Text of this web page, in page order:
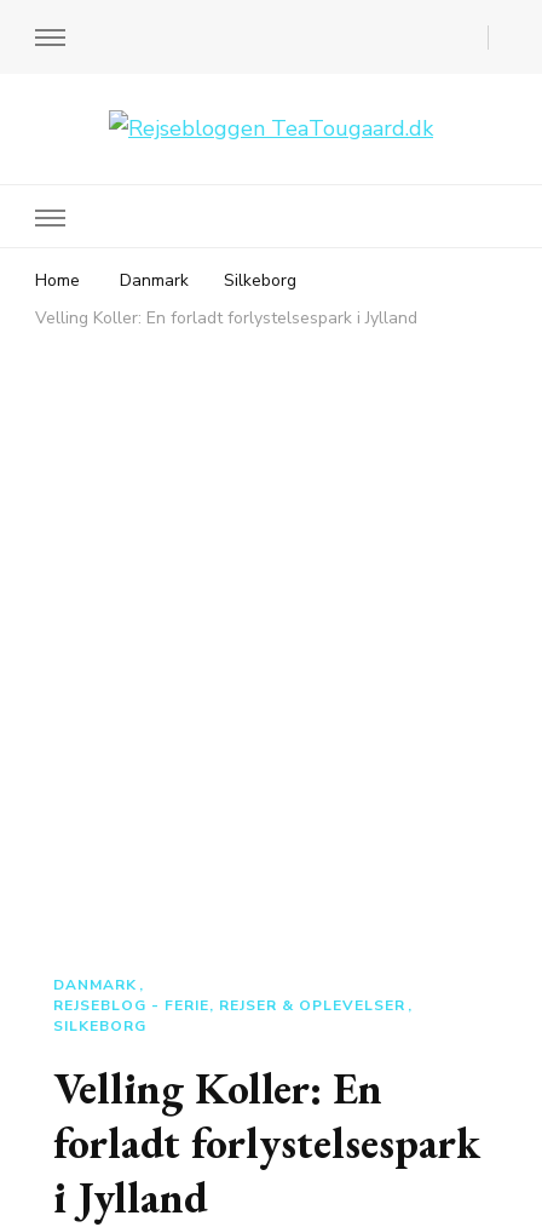
Home Danmark
Silkeborg
Velling Koller: En forladt forlystelsespark i Jylland
DANMARK
REJSEBLOG - FERIE, REJSER & OPLEVELSER
SILKEBORG
Velling Koller: En
forladt forlystelsespark
i Jylland